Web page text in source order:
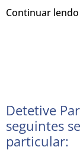
Continuar lendo
Detetive
seguintes
particular: